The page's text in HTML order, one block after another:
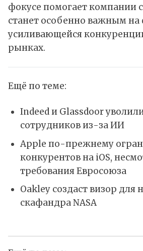
фокусе помогает компании
станет особенно важным на
усиливающейся
рынках.
Ещё по теме:
Indeed и Glassdoor
сотрудников из-за ИИ
Apple по-прежнему
конкурентов на iOS,
требования Евросоюза
Oakley создаст визор для
скафандра NASA